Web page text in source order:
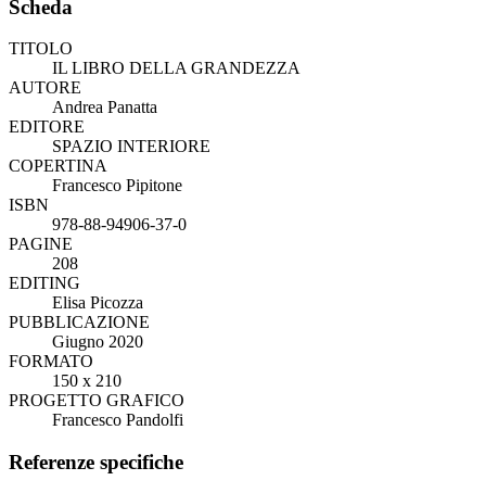
Scheda
TITOLO
IL LIBRO DELLA GRANDEZZA
AUTORE
Andrea Panatta
EDITORE
SPAZIO INTERIORE
COPERTINA
Francesco Pipitone
ISBN
978-88-94906-37-0
PAGINE
208
EDITING
Elisa Picozza
PUBBLICAZIONE
Giugno 2020
FORMATO
150 x 210
PROGETTO GRAFICO
Francesco Pandolfi
Referenze specifiche